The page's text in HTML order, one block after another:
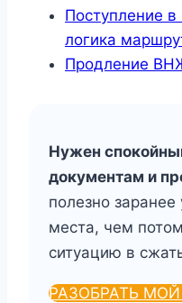
Поступление
логика
Продление
Нужен
документам и
полезно
места, чем
ситуацию в
РАЗОБРАТЬ